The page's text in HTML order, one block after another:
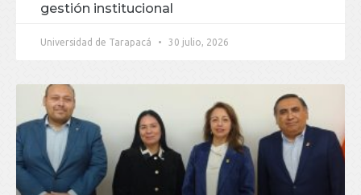
gestión institucional
Universidad de Tarapacá 30 julio, 2026